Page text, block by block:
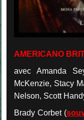
AMERICANO
avec Amanda
McKenzie, Stacy
Nelson, Scott
Brady Corbet (